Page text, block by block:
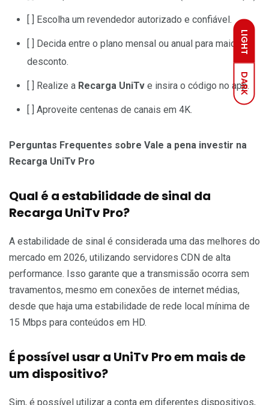
LIGHT
DARK
[ ] Escolha um revendedor autorizado e confiável.
[ ] Decida entre o plano mensal ou anual para maior
desconto.
[ ] Realize a Recarga UniTv e insira o código no app.
[ ] Aproveite centenas de canais em 4K.
Perguntas Frequentes sobre Vale a pena investir na
Recarga UniTv Pro
Qual é a estabilidade de sinal da
Recarga UniTv Pro?
A estabilidade de sinal é considerada uma das melhores do
mercado em 2026, utilizando servidores CDN de alta
performance. Isso garante que a transmissão ocorra sem
travamentos, mesmo em conexões de internet médias,
desde que haja uma estabilidade de rede local mínima de
15 Mbps para conteúdos em HD.
É possível usar a UniTv Pro em mais de
um dispositivo?
Sim, é possível utilizar a conta em diferentes dispositivos,